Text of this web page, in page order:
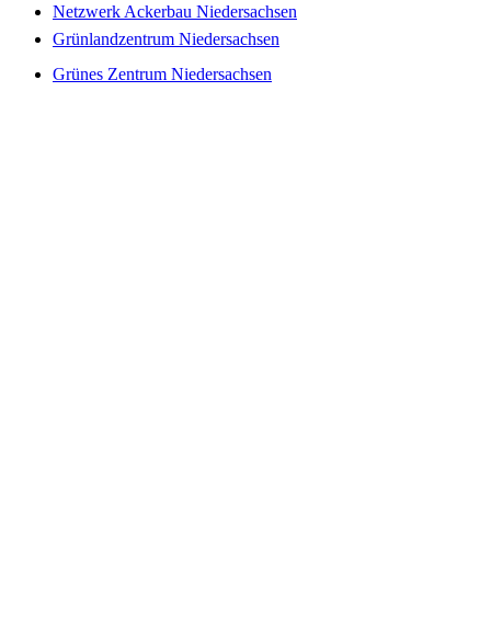
Netzwerk Ackerbau Niedersachsen
Grünlandzentrum Niedersachsen
Grünes Zentrum Niedersachsen